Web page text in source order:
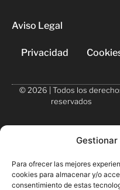
Para ofrecer las mejores
cookies para almacenar y/o
consentimiento de estas
Aviso Legal
Privacidad
© 2026 | Todos los
reservados